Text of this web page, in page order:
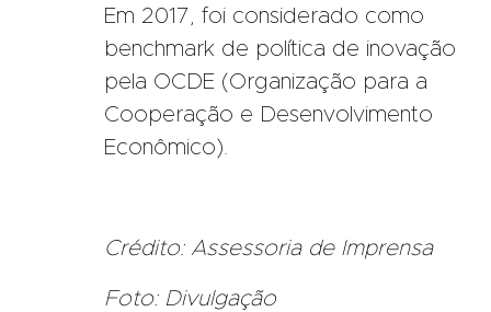
Em 2017, foi considerado como
benchmark de política de inovação
pela OCDE (Organização para a
Cooperação e Desenvolvimento
Econômico).
Crédito: Assessoria de Imprensa
Foto: Divulgação